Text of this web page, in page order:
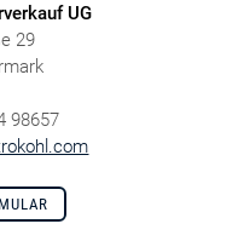
UG
29
98657